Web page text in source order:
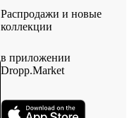
Распродажи и новые
коллекции
в приложении
Dropp.Market